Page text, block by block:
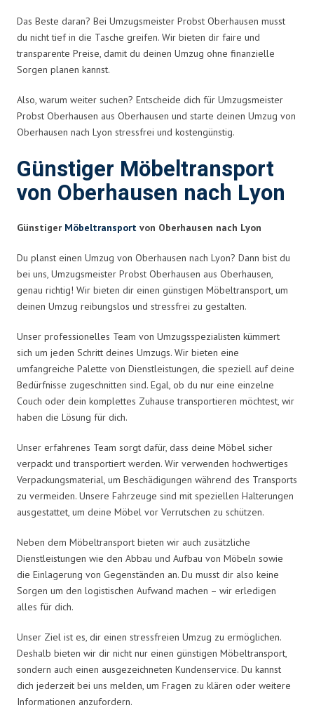
Das Beste daran? Bei Umzugsmeister Probst Oberhausen musst
du nicht tief in die Tasche greifen. Wir bieten dir faire und
transparente Preise, damit du deinen Umzug ohne finanzielle
Sorgen planen kannst.
Also, warum weiter suchen? Entscheide dich für Umzugsmeister
Probst Oberhausen aus Oberhausen und starte deinen Umzug von
Oberhausen nach Lyon stressfrei und kostengünstig.
Günstiger Möbeltransport
von Oberhausen nach Lyon
Günstiger Möbeltransport von Oberhausen nach Lyon
Du planst einen Umzug von Oberhausen nach Lyon? Dann bist du
bei uns, Umzugsmeister Probst Oberhausen aus Oberhausen,
genau richtig! Wir bieten dir einen günstigen Möbeltransport, um
deinen Umzug reibungslos und stressfrei zu gestalten.
Unser professionelles Team von Umzugsspezialisten kümmert
sich um jeden Schritt deines Umzugs. Wir bieten eine
umfangreiche Palette von Dienstleistungen, die speziell auf deine
Bedürfnisse zugeschnitten sind. Egal, ob du nur eine einzelne
Couch oder dein komplettes Zuhause transportieren möchtest, wir
haben die Lösung für dich.
Unser erfahrenes Team sorgt dafür, dass deine Möbel sicher
verpackt und transportiert werden. Wir verwenden hochwertiges
Verpackungsmaterial, um Beschädigungen während des Transports
zu vermeiden. Unsere Fahrzeuge sind mit speziellen Halterungen
ausgestattet, um deine Möbel vor Verrutschen zu schützen.
Neben dem Möbeltransport bieten wir auch zusätzliche
Dienstleistungen wie den Abbau und Aufbau von Möbeln sowie
die Einlagerung von Gegenständen an. Du musst dir also keine
Sorgen um den logistischen Aufwand machen – wir erledigen
alles für dich.
Unser Ziel ist es, dir einen stressfreien Umzug zu ermöglichen.
Deshalb bieten wir dir nicht nur einen günstigen Möbeltransport,
sondern auch einen ausgezeichneten Kundenservice. Du kannst
dich jederzeit bei uns melden, um Fragen zu klären oder weitere
Informationen anzufordern.